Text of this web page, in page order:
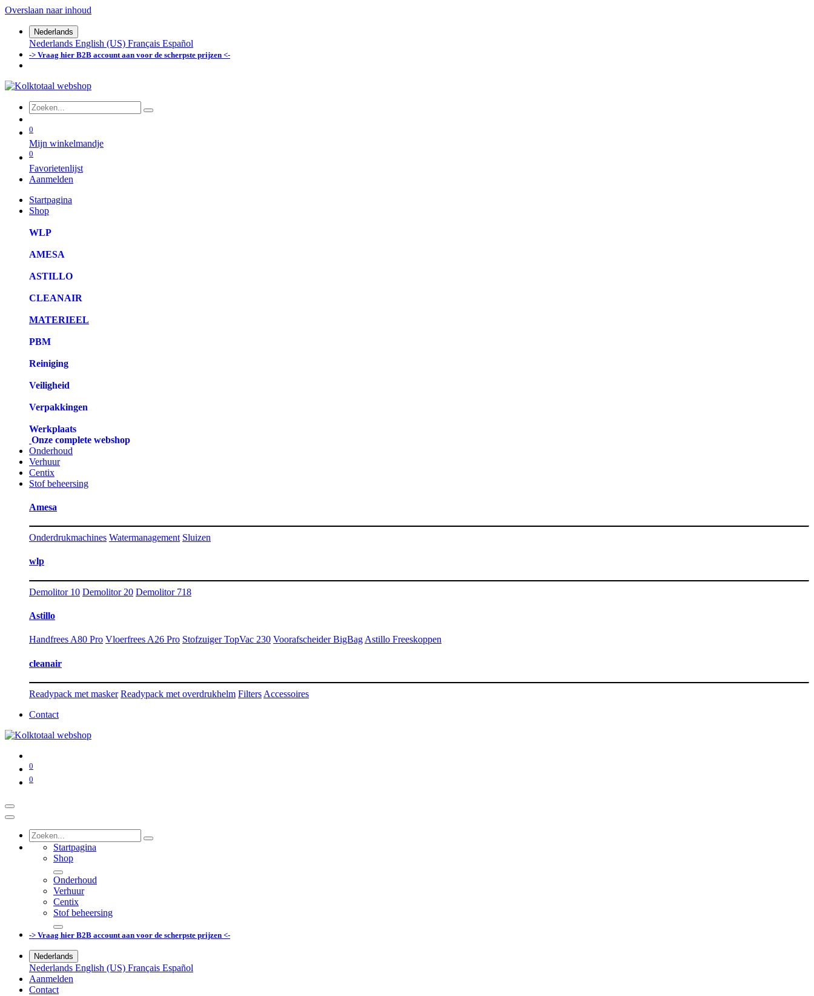
Overslaan naar inhoud
Nederlands
Nederlands English (US) Français Español
-> Vraag hier B2B account aan voor de scherpste prijzen <-
0
Mijn winkelmandje
0
Favorietenlijst
Aanmelden
Startpagina
Shop
WLP
AMESA
ASTILLO
CLEANAIR
MATERIEEL
PBM
Reiniging
Veiligheid
Verpakkingen
Werkplaats
Onze complete webshop
Onderhoud
Verhuur
Centix
Stof beheersing
Amesa
Onderdrukmachines Watermanagement Sluizen
wlp
Demolitor 10 Demolitor 20 Demolitor 718
Astillo
Handfrees A80 Pro Vloerfrees A26 Pro Stofzuiger TopVac 230 Voorafscheider BigBag Astillo Freeskoppen
cleanair
Readypack met masker Readypack met overdrukhelm Filters Accessoires
Contact
0
0
Startpagina
Shop
Onderhoud
Verhuur
Centix
Stof beheersing
-> Vraag hier B2B account aan voor de scherpste prijzen <-
Nederlands
Nederlands English (US) Français Español
Aanmelden
Contact